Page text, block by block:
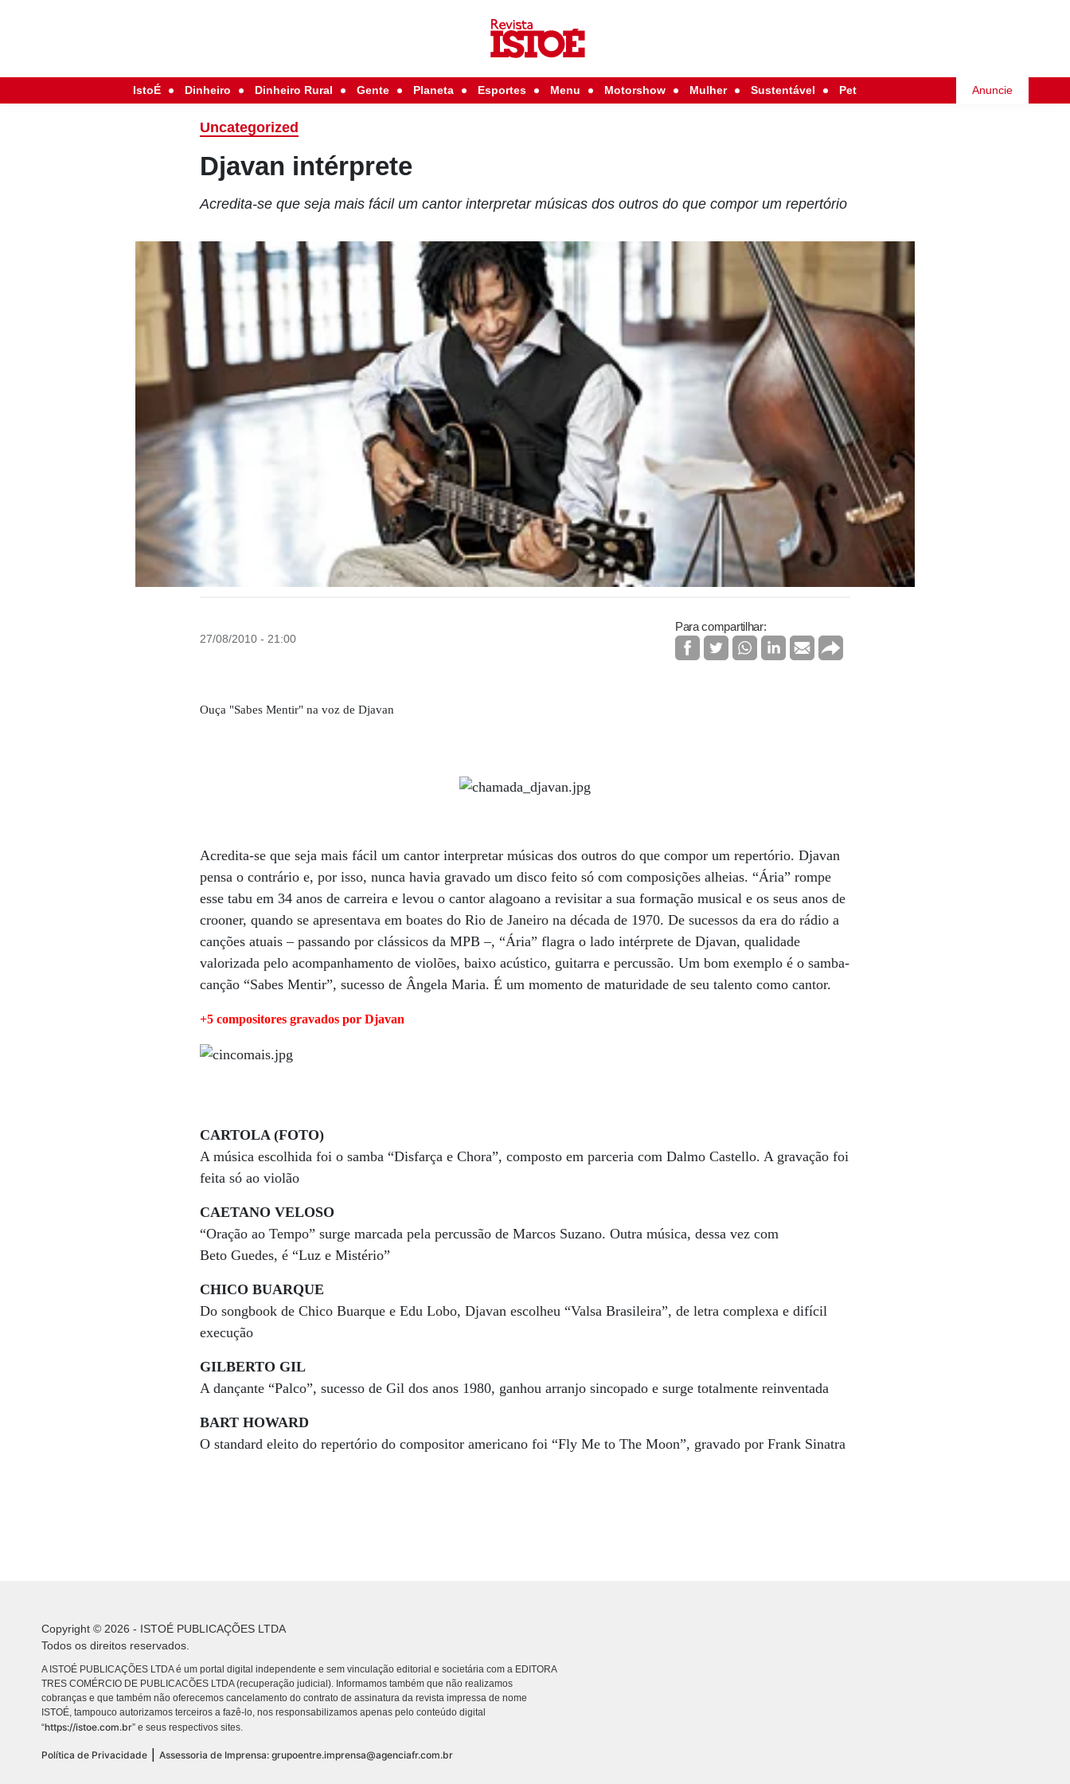
IstoÉ Dinheiro Dinheiro Rural Gente Planeta Esportes Menu Motorshow Mulher Sustentável Pet Anuncie
Uncategorized
Djavan intérprete
Acredita-se que seja mais fácil um cantor interpretar músicas dos outros do que compor um repertório
27/08/2010 - 21:00
Para compartilhar:
Ouça "Sabes Mentir" na voz de Djavan
Acredita-se que seja mais fácil um cantor interpretar músicas dos outros do que compor um repertório. Djavan
pensa o contrário e, por isso, nunca havia gravado um disco feito só com composições alheias. “Ária” rompe
esse tabu em 34 anos de carreira e levou o cantor alagoano a revisitar a sua formação musical e os seus anos de
crooner, quando se apresentava em boates do Rio de Janeiro na década de 1970. De sucessos da era do rádio a
canções atuais – passando por clássicos da MPB –, “Ária” flagra o lado intérprete de Djavan, qualidade
valorizada pelo acompanhamento de violões, baixo acústico, guitarra e percussão. Um bom exemplo é o samba-
canção “Sabes Mentir”, sucesso de Ângela Maria. É um momento de maturidade de seu talento como cantor.
+5 compositores gravados por Djavan
CARTOLA (FOTO)
A música escolhida foi o samba “Disfarça e Chora”, composto em parceria com Dalmo Castello. A gravação foi
feita só ao violão
CAETANO VELOSO
“Oração ao Tempo” surge marcada pela percussão de Marcos Suzano. Outra música, dessa vez com
Beto Guedes, é “Luz e Mistério”
CHICO BUARQUE
Do songbook de Chico Buarque e Edu Lobo, Djavan escolheu “Valsa Brasileira”, de letra complexa e difícil
execução
GILBERTO GIL
A dançante “Palco”, sucesso de Gil dos anos 1980, ganhou arranjo sincopado e surge totalmente reinventada
BART HOWARD
O standard eleito do repertório do compositor americano foi “Fly Me to The Moon”, gravado por Frank Sinatra
Copyright © 2026 - ISTOÉ PUBLICAÇÕES LTDA
Todos os direitos reservados.
A ISTOÉ PUBLICAÇÕES LTDA é um portal digital independente e sem vinculação editorial e societária com a EDITORA
TRES COMÉRCIO DE PUBLICACÕES LTDA (recuperação judicial). Informamos também que não realizamos
cobranças e que também não oferecemos cancelamento do contrato de assinatura da revista impressa de nome
ISTOÉ, tampouco autorizamos terceiros a fazê-lo, nos responsabilizamos apenas pelo conteúdo digital
“https://istoe.com.br” e seus respectivos sites.
Política de Privacidade | Assessoria de Imprensa: grupoentre.imprensa@agenciafr.com.br